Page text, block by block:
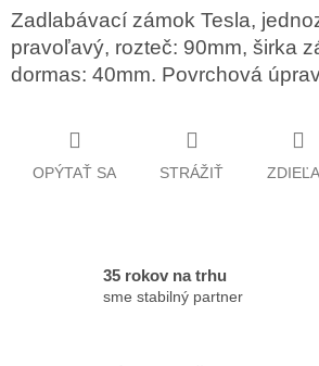
Zadlabávací zámok Tesla,
pravoľavý, rozteč: 90mm, širka
dormas: 40mm. Povrchová
OPÝTAŤ SA STRÁŽIŤ
35 rokov na trhu
sme stabilný partner